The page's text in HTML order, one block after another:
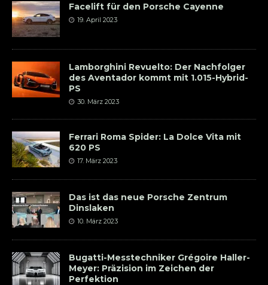
Facelift für den Porsche Cayenne
19. April 2023
Lamborghini Revuelto: Der Nachfolger
des Aventador kommt mit 1.015-Hybrid-
PS
30. März 2023
Ferrari Roma Spider: La Dolce Vita mit
620 PS
17. März 2023
Das ist das neue Porsche Zentrum
Dinslaken
10. März 2023
Bugatti-Messtechniker Grégoire Haller-
Meyer: Präzision im Zeichen der
Perfektion